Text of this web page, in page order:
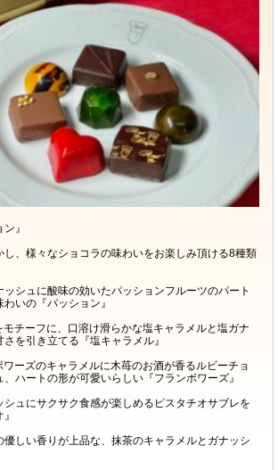
』
し、様々なショコラの味わいをお楽しみ頂ける8種類
シュに酸味の効いたパッションフルーツのパート
いの『パッション』
チーフに、口溶け滑らかな塩キャラメルと塩ガナ
を引き立てる『塩キャラメル』
ーズのキャラメルに木苺のお酒が香るルビーチョ
ハートの形が可愛いらしい『フランボワーズ』
ュにサクサク食感が楽しめるピスタチオサブレを
しい香りが上品な、抹茶のキャラメルとガナッシ